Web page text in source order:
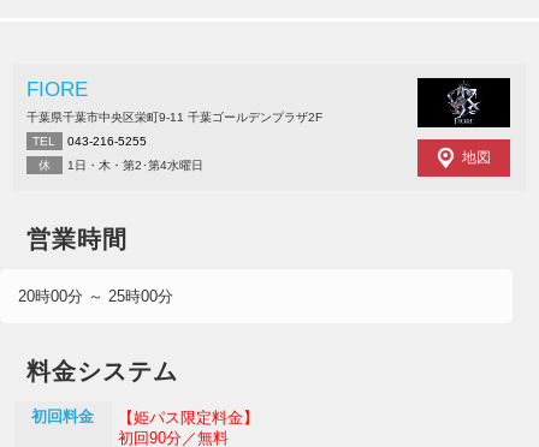
FIORE
千葉県千葉市中央区栄町9-11 千葉ゴールデンプラザ2F
TEL
043-216-5255
休
1日・木・第2･第4水曜日 地図
営業時間
20時00分 ～ 25時00分
料金システム
初回料金
【姫パス限定料金】
初回90分／無料